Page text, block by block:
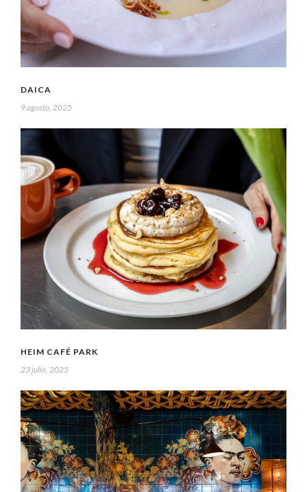
DAICA
9 agosto, 2025
HEIM CAFÉ PARK
23 julio, 2025